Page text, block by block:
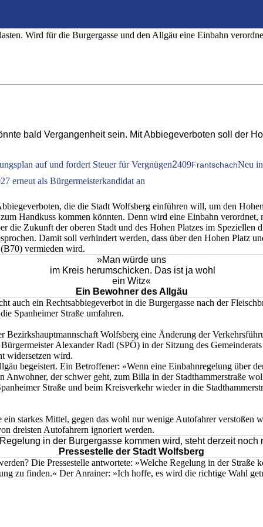
Allgäu regt sich Widerstand gegen
Wird für die Burgergasse und den Allgäu eine Einbahn
bald Vergangenheit sein. Mit Abbiegeverboten soll der
auf und fordert Steuer für Vergnügen2409FrantschachNeu
erneut als Bürgermeisterkandidat an
die die Stadt Wolfsberg einführen will, um den
Handkuss kommen könnten. Denn wird eine Einbahn
die Zukunft der oberen Stadt und des Hohen Platzes im
Damit soll verhindert werden, dass über den Hohen Platz
vermieden wird.
»Man würde uns
im Kreis herumschicken. Das ist ja wohl
ein Witz«
Ein Bewohner des Allgäu
auch ein Rechtsabbiegeverbot in die Burgergasse nach der
Spanheimer Straße umfahren.
Wolfsberg eine Änderung der
Alexander Radl (SPÖ) in der Sitzung des
widersetzen wird.
begeistert. Ein Betroffener: »Wenn eine Einbahnregelung über
der schwer geht, zum Billa in der Stadthammerstraße
Straße und beim Kreisverkehr wieder in die
starkes Mittel, gegen das wohl nur wenige Autofahrer verstoßen
dreisten Autofahrern ignoriert werden.
in der Burgergasse kommen wird, steht derzeit noch
Pressestelle der Stadt Wolfsberg
Die Pressestelle antwortete: »Welche Regelung in der
zu finden.« Der Anrainer: »Ich hoffe, es wird die richtige Wahl